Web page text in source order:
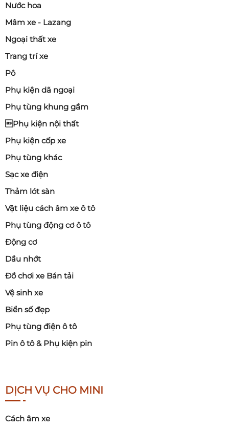
Nước hoa
Mâm xe - Lazang
Ngoại thất xe
Trang trí xe
Pô
Phụ kiện dã ngoại
Phụ tùng khung gầm
Phụ kiện nội thất
Phụ kiện cốp xe
Phụ tùng khác
Sạc xe điện
Thảm lót sàn
Vật liệu cách âm xe ô tô
Phụ tùng động cơ ô tô
Động cơ
Dầu nhớt
Đồ chơi xe Bán tải
Vệ sinh xe
Biển số đẹp
Phụ tùng điện ô tô
Pin ô tô & Phụ kiện pin
DỊCH VỤ CHO MINI
Cách âm xe